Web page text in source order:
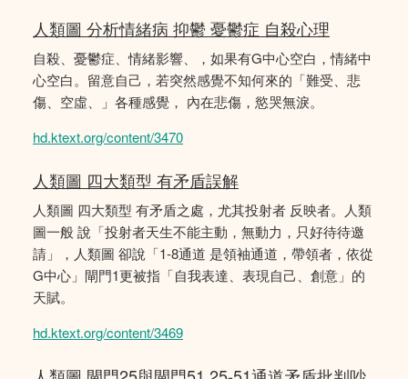
人類圖 分析情緒病 抑鬱 憂鬱症 自殺心理
自殺、憂鬱症、情緒影響、，如果有G中心空白，情緒中
心空白。留意自己，若突然感覺不知何來的「難受、悲
傷、空虛、」各種感覺， 內在悲傷，慾哭無淚。
hd.ktext.org/content/3470
人類圖 四大類型 有矛盾誤解
人類圖 四大類型 有矛盾之處，尤其投射者 反映者。人類
圖一般 說「投射者天生不能主動，無動力，只好待待邀
請」，人類圖 卻說「1-8通道 是領袖通道，帶領者，依從
G中心」閘門1更被指「自我表達、表現自己、創意」的
天賦。
hd.ktext.org/content/3469